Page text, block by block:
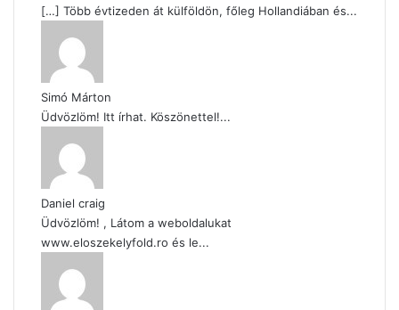
[…] Több évtizeden át külföldön, főleg Hollandiában és...
Simó Márton
Üdvözlöm! Itt írhat. Köszönettel!...
Daniel craig
Üdvözlöm! , Látom a weboldalukat
www.eloszekelyfold.ro és le...